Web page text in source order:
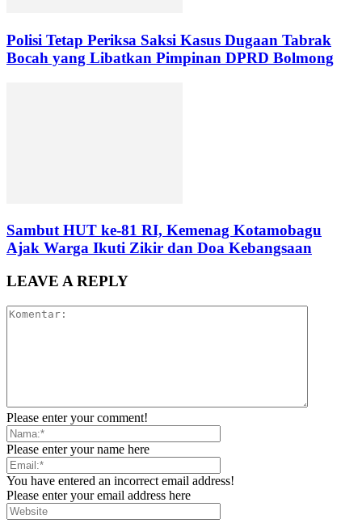
Polisi Tetap Periksa Saksi Kasus Dugaan Tabrak
Bocah yang Libatkan Pimpinan DPRD Bolmong
Sambut HUT ke-81 RI, Kemenag Kotamobagu
Ajak Warga Ikuti Zikir dan Doa Kebangsaan
LEAVE A REPLY
Please enter your comment!
Please enter your name here
You have entered an incorrect email address!
Please enter your email address here